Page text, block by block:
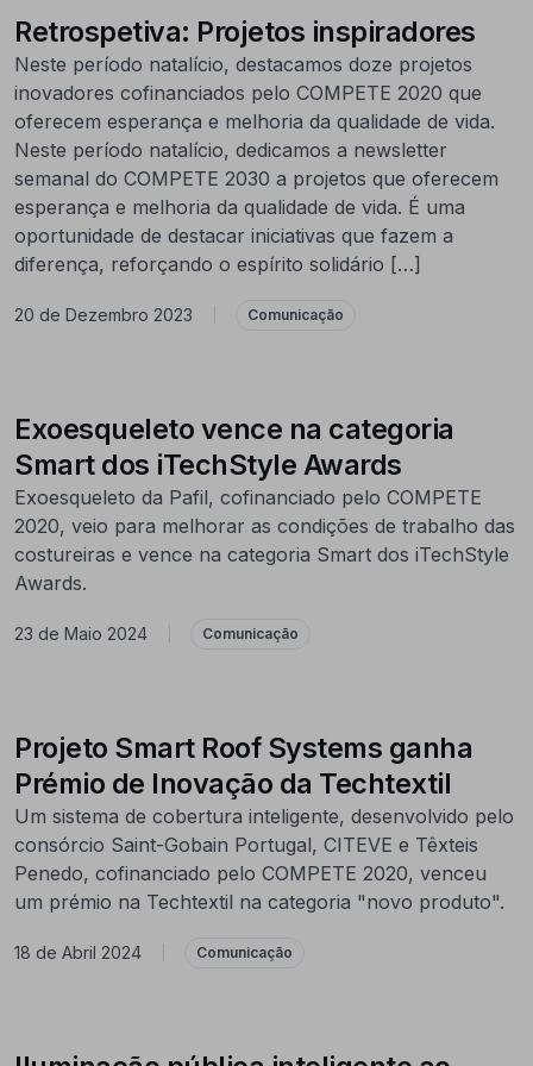
Retrospetiva: Projetos inspiradores
Neste período natalício, destacamos doze projetos
inovadores cofinanciados pelo COMPETE 2020 que
oferecem esperança e melhoria da qualidade de vida.
Neste período natalício, dedicamos a newsletter
semanal do COMPETE 2030 a projetos que oferecem
esperança e melhoria da qualidade de vida. É uma
oportunidade de destacar iniciativas que fazem a
diferença, reforçando o espírito solidário […]
20 de Dezembro 2023 Comunicação
Exoesqueleto vence na categoria
Smart dos iTechStyle Awards
Exoesqueleto da Pafil, cofinanciado pelo COMPETE
2020, veio para melhorar as condições de trabalho das
costureiras e vence na categoria Smart dos iTechStyle
Awards.
23 de Maio 2024 Comunicação
Projeto Smart Roof Systems ganha
Prémio de Inovação da Techtextil
Um sistema de cobertura inteligente, desenvolvido pelo
consórcio Saint-Gobain Portugal, CITEVE e Têxteis
Penedo, cofinanciado pelo COMPETE 2020, venceu
um prémio na Techtextil na categoria "novo produto".
18 de Abril 2024 Comunicação